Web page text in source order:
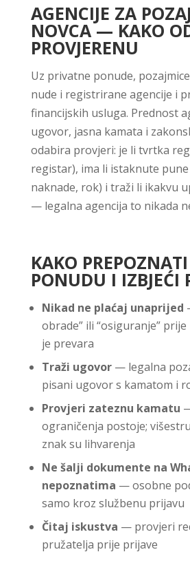
AGENCIJE ZA
NOVCA — KAKO
PROVJERENU
Uz privatne ponude,
nude i registrirane agencije i
financijskih usluga. Prednost
ugovor, jasna kamata i
odabira provjeri: je li tvrtka
registar), ima li istaknute
naknade, rok) i traži li ikakvu
— legalna agencija to nikada
KAKO
PONUDU I IZBJEĆI
Nikad ne plaćaj unaprijed
obrade” ili “osiguranje”
je prevara
Traži ugovor— legalna
pisani ugovor s kamatom i
Provjeri zateznu kamatu
ograničenja postoje;
znak su lihvarenja
Ne šalji dokumente na
nepoznatima — osobne
samo kroz službenu prijavu
Čitaj iskustva — provjeri
pružatelja prije prijave